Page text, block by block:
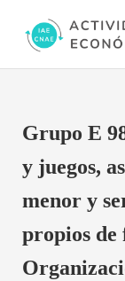
Actividades
Grupo E
y juegos,
menor y
propios de